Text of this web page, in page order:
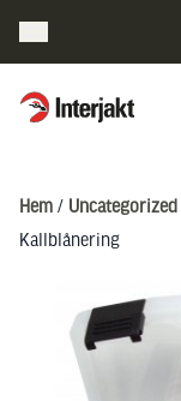
Interjakt SE
Hem / Uncategorized
Kallblånering